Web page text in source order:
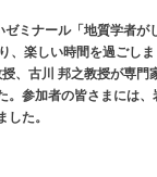
ミナール「地質学者が
、楽しい時間を過ごし
、古川 邦之教授が専
参加者の皆さまには
た。